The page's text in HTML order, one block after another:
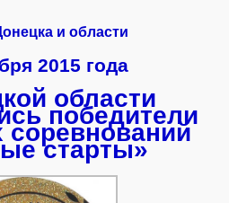
и области
2015 года
области
победители
соревнований
старты»